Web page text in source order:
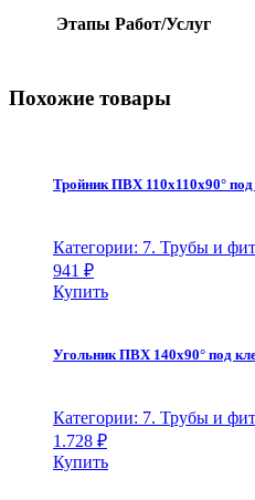
Этапы Работ/Услуг
Похожие товары
Тройник ПВХ 110х110х90°
Категории: 7. Трубы и
941 ₽
Купить
Угольник ПВХ 140х90° под
Категории: 7. Трубы и
1.728 ₽
Купить